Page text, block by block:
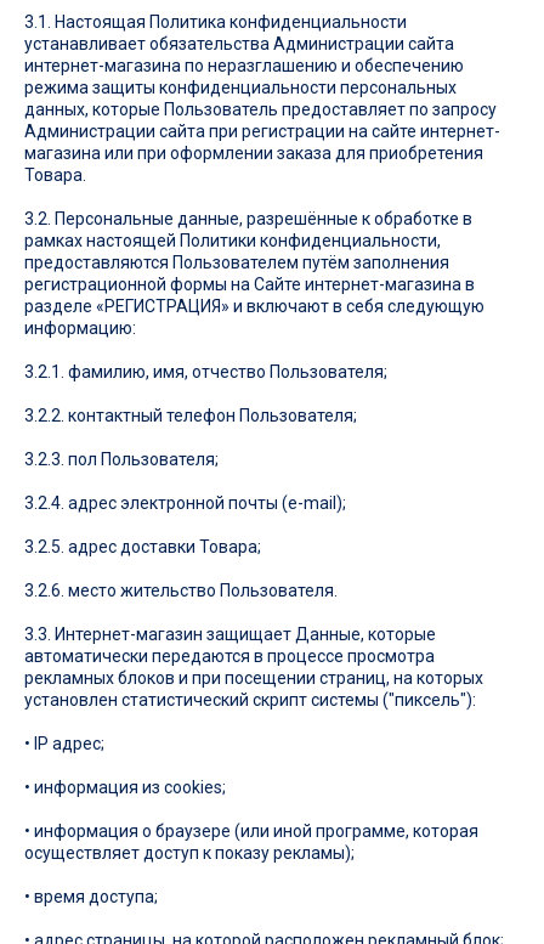
3.1. Настоящая Политика конфиденциальности
устанавливает обязательства Администрации сайта
интернет-магазина по неразглашению и обеспечению
режима защиты конфиденциальности персональных
данных, которые Пользователь предоставляет по запросу
Администрации сайта при регистрации на сайте интернет-
магазина или при оформлении заказа для приобретения
Товара.
3.2. Персональные данные, разрешённые к обработке в
рамках настоящей Политики конфиденциальности,
предоставляются Пользователем путём заполнения
регистрационной формы на Сайте интернет-магазина в
разделе «РЕГИСТРАЦИЯ» и включают в себя следующую
информацию:
3.2.1. фамилию, имя, отчество Пользователя;
3.2.2. контактный телефон Пользователя;
3.2.3. пол Пользователя;
3.2.4. адрес электронной почты (e-mail);
3.2.5. адрес доставки Товара;
3.2.6. место жительство Пользователя.
3.3. Интернет-магазин защищает Данные, которые
автоматически передаются в процессе просмотра
рекламных блоков и при посещении страниц, на которых
установлен статистический скрипт системы ("пиксель"):
• IP адрес;
• информация из cookies;
• информация о браузере (или иной программе, которая
осуществляет доступ к показу рекламы);
• время доступа;